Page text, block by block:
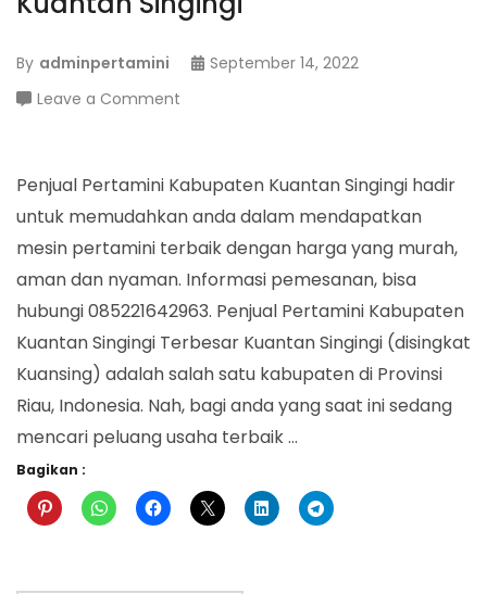
By adminpertamini
September 14, 2022
Leave a Comment
Kabupaten
Kuantan
Singingi
Penjual Pertamini Kabupaten Kuantan Singingi hadir
untuk memudahkan anda dalam mendapatkan
mesin pertamini terbaik dengan harga yang murah,
aman dan nyaman. Informasi pemesanan, bisa
hubungi 085221642963. Penjual Pertamini Kabupaten
Kuantan Singingi Terbesar Kuantan Singingi (disingkat
Kuansing) adalah salah satu kabupaten di Provinsi
Riau, Indonesia. Nah, bagi anda yang saat ini sedang
mencari peluang usaha terbaik …
Bagikan :